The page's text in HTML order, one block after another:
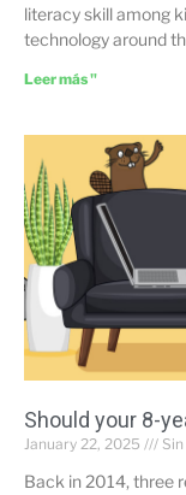
literacy skill among
technology around
Leer más "
Should your 8-
January 22, 2025
Back in 2014, three